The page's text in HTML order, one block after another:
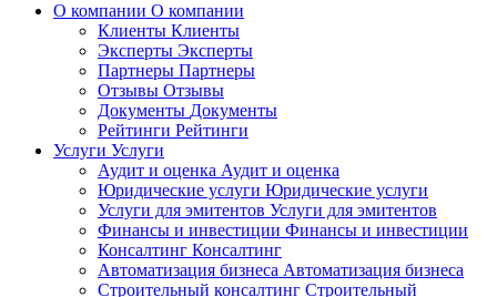
О компании О компании
Клиенты Клиенты
Эксперты Эксперты
Партнеры Партнеры
Отзывы Отзывы
Документы Документы
Рейтинги Рейтинги
Услуги Услуги
Аудит и оценка Аудит и оценка
Юридические услуги Юридические услуги
Услуги для эмитентов Услуги для эмитентов
Финансы и инвестиции Финансы и инвестиции
Консалтинг Консалтинг
Автоматизация бизнеса Автоматизация бизнеса
Строительный консалтинг Строительный